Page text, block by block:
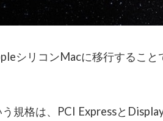
シリコンMacに移行するこ
規格は、PCI Expressと